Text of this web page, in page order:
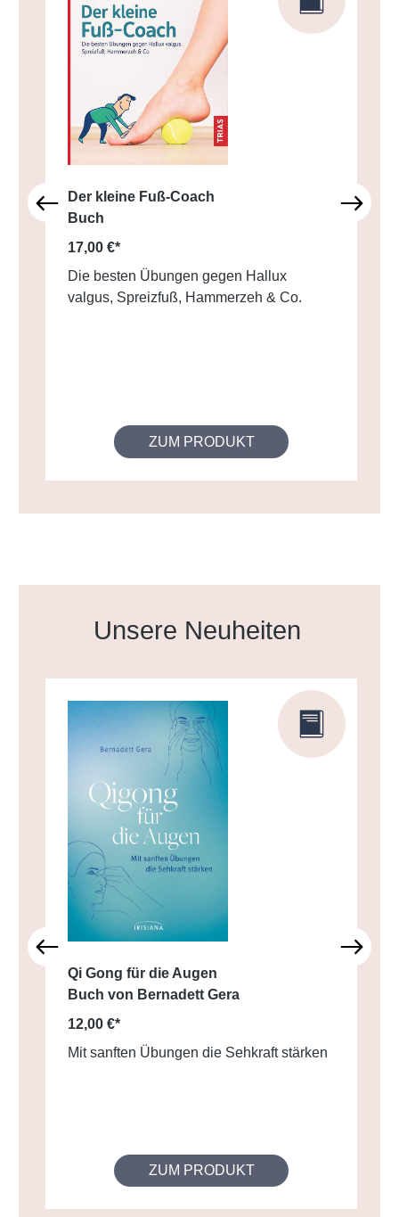
Der kleine Fuß-Coach
Buch
17,00 €*
Die besten Übungen gegen Hallux
valgus, Spreizfuß, Hammerzeh & Co.
ZUM PRODUKT
Produktgalerie überspringen
Unsere Neuheiten
Qi Gong für die Augen
Buch von Bernadett Gera
12,00 €*
Mit sanften Übungen die Sehkraft stärken
ZUM PRODUKT